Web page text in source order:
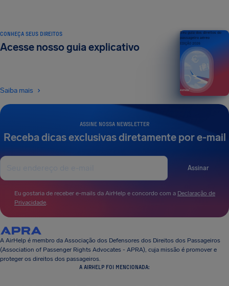
ASSINE NOSSA NEWSLETTER
Receba dicas exclusivas diretamente por e-mail
Assinar
Eu gostaria de receber e-mails da AirHelp e concordo com a Declaração de
Privacidade.
CONHEÇA SEUS DIREITOS
Acesse nosso guia explicativo
Saiba mais
Seu guia dos direitos do
passageiro aéreo
EDIÇÃO 2026
A AirHelp é membro da Associação dos Defensores dos Direitos dos Passageiros
(Association of Passenger Rights Advocates - APRA), cuja missão é promover e
proteger os direitos dos passageiros.
A AIRHELP FOI MENCIONADA: